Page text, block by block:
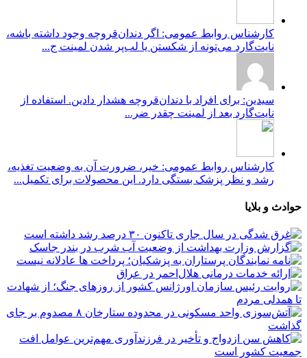
کارشناس روابط عمومی: اگر دندان‌قروچه وجود داشته باشه،
نایت‌گارد می‌تونه از شکستن یا لب‌پر شدن لمینت ج...
سیدین: برای افراد با دندان‌قروچه هشدار دادین. استفاده از
نایت‌گارد بعد از لمینت چقدر ضر...
کارشناس روابط عمومی: خیر، ضرورت آن به وضعیت تغذیه،
رشد و نظر پزشک بستگی دارد. این محصولات برای تکمیل...
حوادث و بلایا